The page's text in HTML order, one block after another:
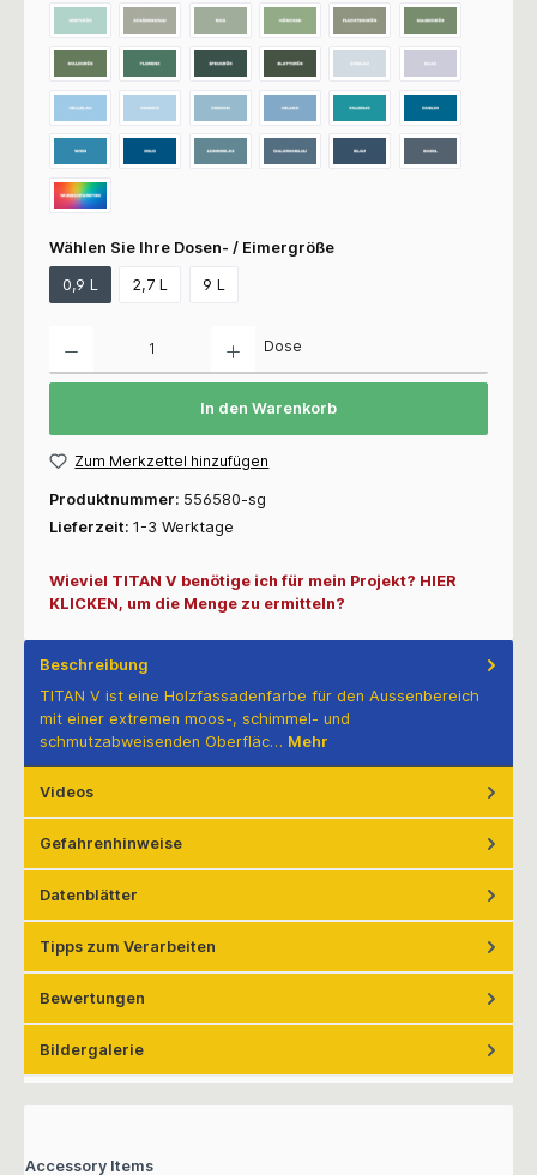
Wählen Sie Ihre Dosen- / Eimergröße
0,9 L 2,7 L 9 L
Dose
In den Warenkorb
Zum Merkzettel hinzufügen
Produktnummer: 556580-sg
Lieferzeit: 1-3 Werktage
Wieviel TITAN V benötige ich für mein Projekt? HIER
KLICKEN, um die Menge zu ermitteln?
Beschreibung
TITAN V ist eine Holzfassadenfarbe für den Aussenbereich
mit einer extremen moos-, schimmel- und
schmutzabweisenden Oberfläc… Mehr
Videos
Gefahrenhinweise
Datenblätter
Tipps zum Verarbeiten
Bewertungen
Bildergalerie
Accessory Items